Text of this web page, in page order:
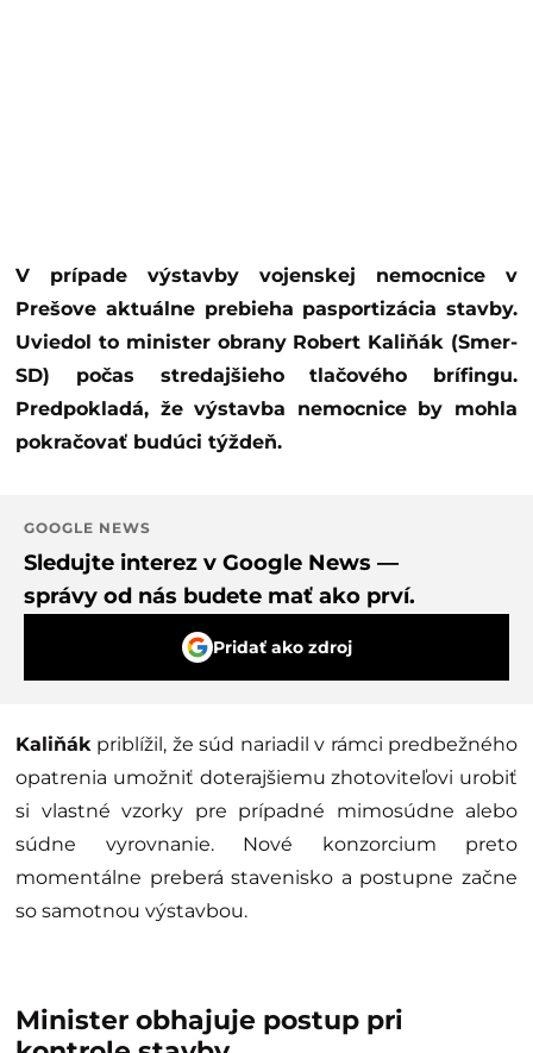
V prípade výstavby vojenskej nemocnice v
Prešove aktuálne prebieha pasportizácia stavby.
Uviedol to minister obrany Robert Kaliňák (Smer-
SD) počas stredajšieho tlačového brífingu.
Predpokladá, že výstavba nemocnice by mohla
pokračovať budúci týždeň.
GOOGLE NEWS
Sledujte interez v Google News —
správy od nás budete mať ako prví.
Pridať ako zdroj
Kaliňák priblížil, že súd nariadil v rámci predbežného
opatrenia umožniť doterajšiemu zhotoviteľovi urobiť
si vlastné vzorky pre prípadné mimosúdne alebo
súdne vyrovnanie. Nové konzorcium preto
momentálne preberá stavenisko a postupne začne
so samotnou výstavbou.
Minister obhajuje postup pri